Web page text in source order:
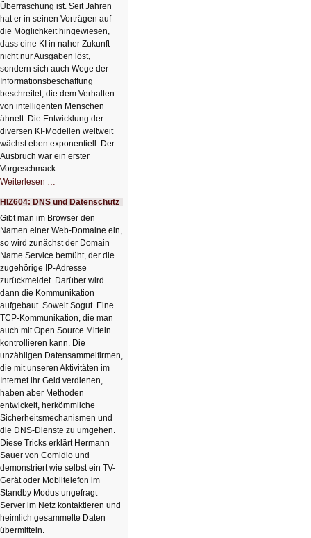
Überraschung ist. Seit Jahren
hat er in seinen Vorträgen auf
die Möglichkeit hingewiesen,
dass eine KI in naher Zukunft
nicht nur Ausgaben löst,
sondern sich auch Wege der
Informationsbeschaffung
beschreitet, die dem Verhalten
von intelligenten Menschen
ähnelt. Die Entwicklung der
diversen KI-Modellen weltweit
wächst eben exponentiell. Der
Ausbruch war ein erster
Vorgeschmack.
Weiterlesen …
Der
Ausbruch
der
KI
HIZ604: DNS und Datenschutz
Gibt man im Browser den
Namen einer Web-Domaine ein,
so wird zunächst der Domain
Name Service bemüht, der die
zugehörige IP-Adresse
zurückmeldet. Darüber wird
dann die Kommunikation
aufgebaut. Soweit Sogut. Eine
TCP-Kommunikation, die man
auch mit Open Source Mitteln
kontrollieren kann. Die
unzähligen Datensammelfirmen,
die mit unseren Aktivitäten im
Internet ihr Geld verdienen,
haben aber Methoden
entwickelt, herkömmliche
Sicherheitsmechanismen und
die DNS-Dienste zu umgehen.
Diese Tricks erklärt Hermann
Sauer von Comidio und
demonstriert wie selbst ein TV-
Gerät oder Mobiltelefon im
Standby Modus ungefragt
Server im Netz kontaktieren und
heimlich gesammelte Daten
übermitteln.